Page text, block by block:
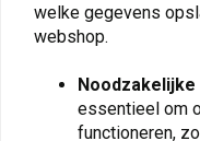
welke gegevens
webshop.
essentieel om
functioneren,